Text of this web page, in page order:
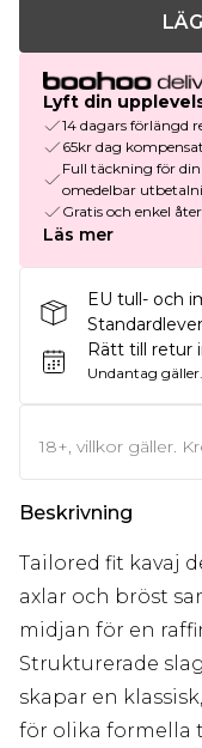
Lyft din
14 dagars förlängd
65kr dag
Full täckning för
omedelbar
Gratis och enkel
Läs mer
EU tull- och
Rätt till retur
Undantag gäller.
18+, villkor gäller.
Beskrivning
Tailored fit kavaj
axlar och bröst
midjan för en
Strukturerade
skapar en
för olika formella